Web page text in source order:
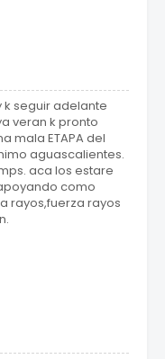
seguir adelante
veran k pronto
mala ETAPA del
aguascalientes.
aca los estare
como
rayos,fuerza rayos